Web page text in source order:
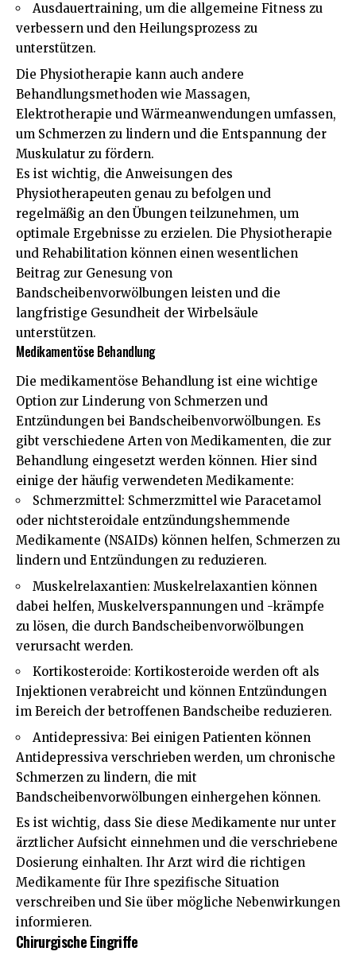
Ausdauertraining, um die allgemeine Fitness zu
verbessern und den Heilungsprozess zu
unterstützen.
Die Physiotherapie kann auch andere
Behandlungsmethoden wie Massagen,
Elektrotherapie und Wärmeanwendungen umfassen,
um Schmerzen zu lindern und die Entspannung der
Muskulatur zu fördern.
Es ist wichtig, die Anweisungen des
Physiotherapeuten genau zu befolgen und
regelmäßig an den Übungen teilzunehmen, um
optimale Ergebnisse zu erzielen. Die Physiotherapie
und Rehabilitation können einen wesentlichen
Beitrag zur Genesung von
Bandscheibenvorwölbungen leisten und die
langfristige Gesundheit der Wirbelsäule
unterstützen.
Medikamentöse Behandlung
Die medikamentöse Behandlung ist eine wichtige
Option zur Linderung von Schmerzen und
Entzündungen bei Bandscheibenvorwölbungen. Es
gibt verschiedene Arten von Medikamenten, die zur
Behandlung eingesetzt werden können. Hier sind
einige der häufig verwendeten Medikamente:
Schmerzmittel: Schmerzmittel wie Paracetamol
oder nichtsteroidale entzündungshemmende
Medikamente (NSAIDs) können helfen, Schmerzen zu
lindern und Entzündungen zu reduzieren.
Muskelrelaxantien: Muskelrelaxantien können
dabei helfen, Muskelverspannungen und -krämpfe
zu lösen, die durch Bandscheibenvorwölbungen
verursacht werden.
Kortikosteroide: Kortikosteroide werden oft als
Injektionen verabreicht und können Entzündungen
im Bereich der betroffenen Bandscheibe reduzieren.
Antidepressiva: Bei einigen Patienten können
Antidepressiva verschrieben werden, um chronische
Schmerzen zu lindern, die mit
Bandscheibenvorwölbungen einhergehen können.
Es ist wichtig, dass Sie diese Medikamente nur unter
ärztlicher Aufsicht einnehmen und die verschriebene
Dosierung einhalten. Ihr Arzt wird die richtigen
Medikamente für Ihre spezifische Situation
verschreiben und Sie über mögliche Nebenwirkungen
informieren.
Chirurgische Eingriffe